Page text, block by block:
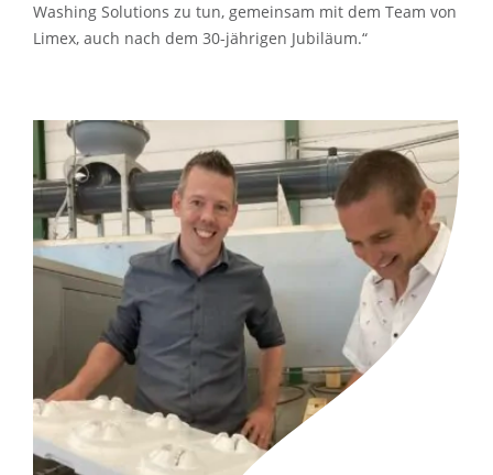
Washing Solutions zu tun, gemeinsam mit dem Team von
Limex, auch nach dem 30-jährigen Jubiläum.“